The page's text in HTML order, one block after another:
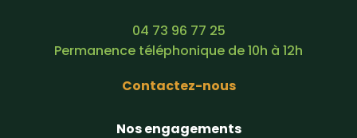
04 73 96 77 25
Permanence téléphonique de 10h à 12h
Contactez-nous
Nos engagements